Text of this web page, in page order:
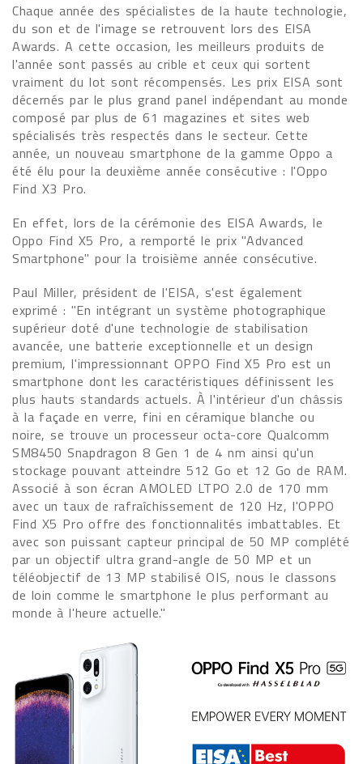
Chaque année des spécialistes de la haute technologie,
du son et de l'image se retrouvent lors des EISA
Awards. A cette occasion, les meilleurs produits de
l'année sont passés au crible et ceux qui sortent
vraiment du lot sont récompensés. Les prix EISA sont
décernés par le plus grand panel indépendant au monde
composé par plus de 61 magazines et sites web
spécialisés très respectés dans le secteur. Cette
année, un nouveau smartphone de la gamme Oppo a
été élu pour la deuxième année consécutive : l'Oppo
Find X3 Pro.
En effet, lors de la cérémonie des EISA Awards, le
Oppo Find X5 Pro, a remporté le prix "Advanced
Smartphone" pour la troisième année consécutive.
Paul Miller, président de l'EISA, s'est également
exprimé : "En intégrant un système photographique
supérieur doté d'une technologie de stabilisation
avancée, une batterie exceptionnelle et un design
premium, l'impressionnant OPPO Find X5 Pro est un
smartphone dont les caractéristiques définissent les
plus hauts standards actuels. À l'intérieur d'un châssis
à la façade en verre, fini en céramique blanche ou
noire, se trouve un processeur octa-core Qualcomm
SM8450 Snapdragon 8 Gen 1 de 4 nm ainsi qu'un
stockage pouvant atteindre 512 Go et 12 Go de RAM.
Associé à son écran AMOLED LTPO 2.0 de 170 mm
avec un taux de rafraîchissement de 120 Hz, l'OPPO
Find X5 Pro offre des fonctionnalités imbattables. Et
avec son puissant capteur principal de 50 MP complété
par un objectif ultra grand-angle de 50 MP et un
téléobjectif de 13 MP stabilisé OIS, nous le classons
de loin comme le smartphone le plus performant au
monde à l'heure actuelle."